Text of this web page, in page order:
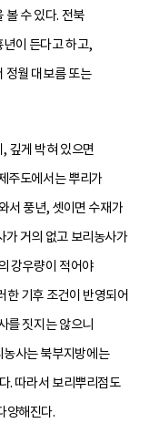
볼 수 있다. 전북
이 든다고 하고,
정월 대보름 또는
깊게 박혀 있으면
주도에서는 뿌리가
서 풍년, 셋이면 수재가
가 거의 없고 보리농사가
강우량이 적어야
기후 조건이 반영되어
를 짓지는 않으니
사는 북부지방에는
. 따라서 보리뿌리점도
양해진다.